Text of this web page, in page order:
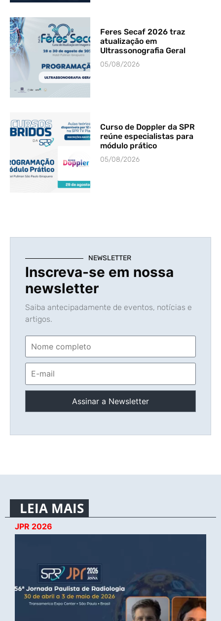
Feres Secaf 2026 traz
atualização em
Ultrassonografia Geral
05/08/2026
Curso de Doppler da SPR
reúne especialistas para
módulo prático
05/08/2026
NEWSLETTER
Inscreva-se em nossa
newsletter
Saiba antecipadamente de eventos, notícias e
artigos.
LEIA MAIS
JPR 2026